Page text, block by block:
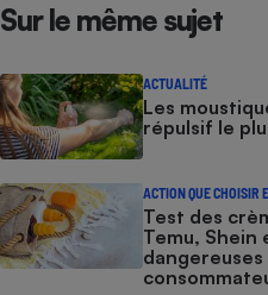
Sur le même sujet
ACTUALITÉ
Les
répulsif le
ACTION QUE CHOISIR
Test des
Temu, Shein